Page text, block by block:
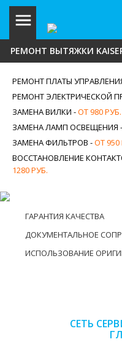
СЕТЬ
РЕМОНТ ВЫТЯЖКИ
РЕМОНТ ПЛАТЫ
РЕМОНТ ЭЛЕКТРИЧЕСКОЙ
ЗАМЕНА ВИЛКИ -ОТ 980 РУБ.
ЗАМЕНА ЛАМП ОСВЕЩЕНИЯ -
ЗАМЕНА ФИЛЬТРОВ -ОТ 950
ВОССТАНОВЛЕНИЕ
1280 РУБ.
ГАРАНТИЯ КАЧЕСТВА
ДОКУМЕНТАЛЬНОЕ
ИСПОЛЬЗОВАНИЕ